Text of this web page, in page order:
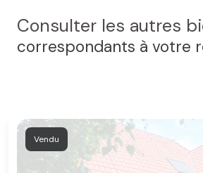
Consulter les autres
correspondants à votre
Vendu